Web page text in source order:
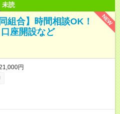
未読
NEW
組合】時間相談OK！
座開設など
円